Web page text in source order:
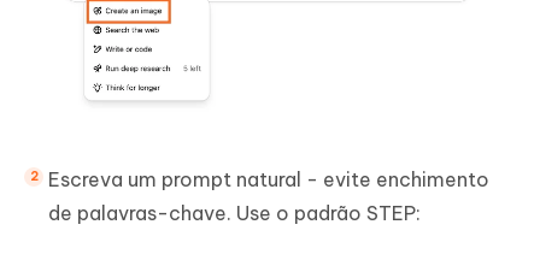
Escreva um prompt natural - evite enchimento
de palavras-chave. Use o padrão STEP: